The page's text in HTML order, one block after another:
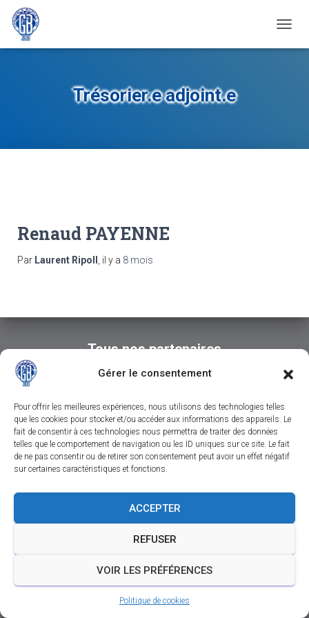
Gérer le consentement
Pour offrir les meilleures expériences, nous utilisons des technologies telles
que les cookies pour stocker et/ou accéder aux informations des appareils. Le
fait de consentir à ces technologies nous permettra de traiter des données
telles que le comportement de navigation ou les ID uniques sur ce site. Le fait
de ne pas consentir ou de retirer son consentement peut avoir un effet négatif
sur certaines caractéristiques et fonctions.
ACCEPTER
REFUSER
VOIR LES PRÉFÉRENCES
Politique de cookies
Trésorier.e adjoint.e
Renaud PAYENNE
Par Laurent Ripoll , il y a 8 mois
Tous nos partenaires
SUIVEZ-NOUS SUR INSTAGRAM